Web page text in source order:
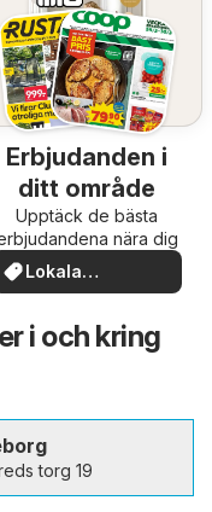
Erbjudanden i
ditt område
Upptäck de bästa
nära dig
Lokala
erbjudanden
i och kring
torg 19